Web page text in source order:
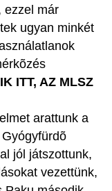
ezzel már
ugyan minkét
ITT, AZ MLSZ
arattunk a
jól játszottunk,
vezettünk,